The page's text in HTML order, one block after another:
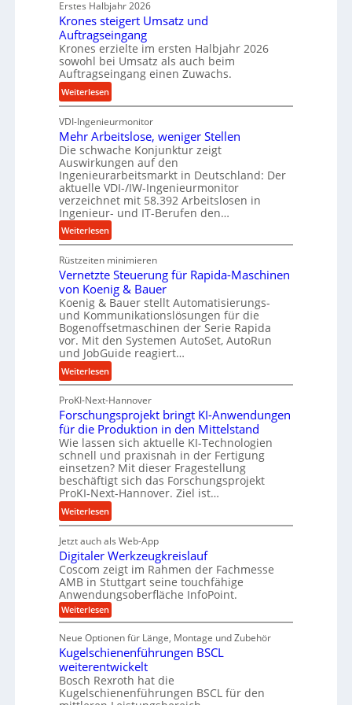
r
V
o
r
j
a
h
r
Erstes Halbjahr 2026
Krones steigert Umsatz und
Auftragseingang
Krones erzielte im ersten Halbjahr 2026
sowohl bei Umsatz als auch beim
Auftragseingang einen Zuwachs.
Weiterlesen:
K
r
o
n
e
s
s
t
e
i
r
t
U
m
s
a
t
u
n
d
A
u
f
t
r
a
g
s
e
i
n
g
n
g
VDI-Ingenieurmonitor
Mehr Arbeitslose, weniger Stellen
Die schwache Konjunktur zeigt
Auswirkungen auf den
Ingenieurarbeitsmarkt in Deutschland: Der
aktuelle VDI-/IW-Ingenieurmonitor
verzeichnet mit 58.392 Arbeitslosen in
Ingenieur- und IT-Berufen den…
Weiterlesen:
M
e
h
r
A
r
b
e
i
t
s
o
s
e
,
w
e
n
i
g
e
r
S
t
e
l
e
n
Rüstzeiten minimieren
Vernetzte Steuerung für Rapida-Maschinen
von Koenig & Bauer
Koenig & Bauer stellt Automatisierungs-
und Kommunikationslösungen für die
Bogenoffsetmaschinen der Serie Rapida
vor. Mit den Systemen AutoSet, AutoRun
und JobGuide reagiert…
Weiterlesen:
V
e
r
n
e
t
z
t
e
S
e
u
e
r
u
n
g
f
ü
r
R
ProKI-Next-Hannover
Forschungsprojekt bringt KI-Anwendungen
für die Produktion in den Mittelstand
Wie lassen sich aktuelle KI-Technologien
schnell und praxisnah in der Fertigung
einsetzen? Mit dieser Fragestellung
beschäftigt sich das Forschungsprojekt
ProKI-Next-Hannover. Ziel ist…
Weiterlesen:
F
o
r
s
c
h
u
g
s
p
r
Jetzt auch als Web-App
Digitaler Werkzeugkreislauf
Coscom zeigt im Rahmen der Fachmesse
AMB in Stuttgart seine touchfähige
Anwendungsoberfläche InfoPoint.
Weiterlesen:
D
g
i
t
a
l
e
Neue Optionen für Länge, Montage und Zubehör
Kugelschienenführungen BSCL
weiterentwickelt
Bosch Rexroth hat die
Kugelschienenführungen BSCL für den